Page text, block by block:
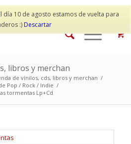
día 10 de agosto estamos de vuelta para
:)Descartar
Contacto
libros y merchan
de vinilos, cds, libros y merchan /
Pop / Rock / Indie /
tormentas Lp+Cd